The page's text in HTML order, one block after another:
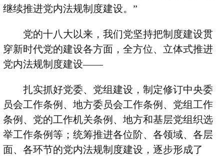
继续推进党内法规制度建设。 ”
党的十八大以来，我们党坚持把制度建设贯
穿新时代党的建设各方面，全方位、立体式推进
党内法规制度建设——
扎实抓好党委、党组建设，制定修订中央委
员会工作条例、地方委员会工作条例、党组工作
条例、党的工作机关条例、地方和基层党组织选
举工作条例等；统筹推进各位阶、各领域、各层
面、各环节的党内法规制度建设，逐步形成了